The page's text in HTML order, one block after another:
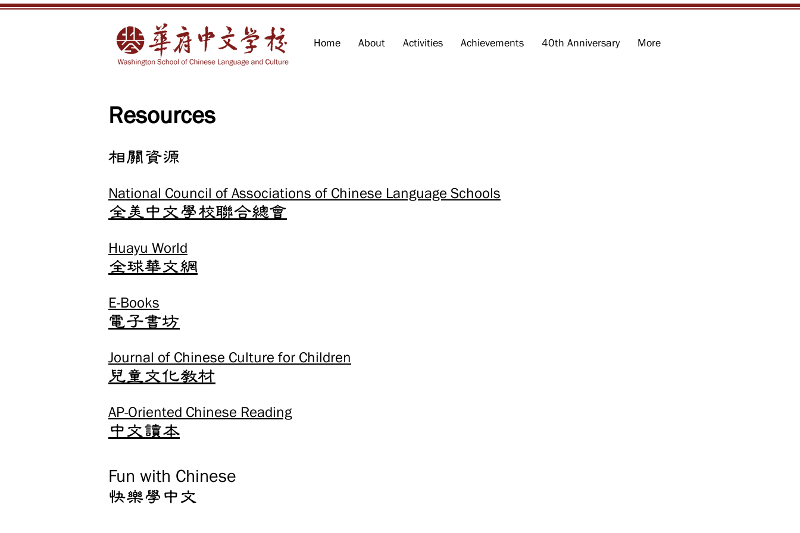
Home About Activities Achievements 40th Anniversary More
Resources
相關資源
National Council of Associations of Chinese Language Schools
全美中文學校聯合總會
Huayu World
全球華文網
E-Books
電子書坊
Journal of Chinese Culture for Children
​兒童文化教材
AP-Oriented Chinese Reading
中文讀本
Fun with Chinese
快樂學中文